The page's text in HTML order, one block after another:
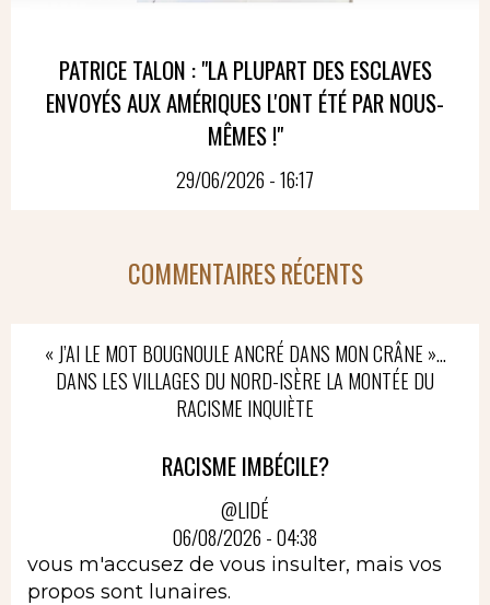
PATRICE TALON : "LA PLUPART DES ESCLAVES
ENVOYÉS AUX AMÉRIQUES L'ONT ÉTÉ PAR NOUS-
MÊMES !"
29/06/2026 - 16:17
COMMENTAIRES RÉCENTS
« J’AI LE MOT BOUGNOULE ANCRÉ DANS MON CRÂNE »…
DANS LES VILLAGES DU NORD-ISÈRE LA MONTÉE DU
RACISME INQUIÈTE
RACISME IMBÉCILE?
@LIDÉ
06/08/2026 - 04:38
vous m'accusez de vous insulter, mais vos
propos sont lunaires.